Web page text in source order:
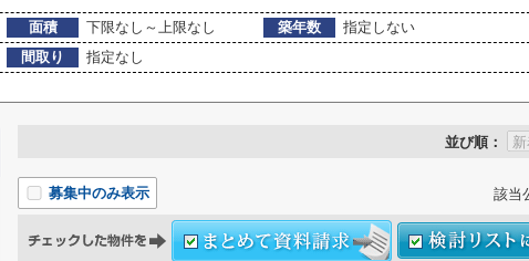
面積 下限なし～上限なし 築年数
指定しない
間取り
指定なし
並び順：
募集中のみ表示 該当